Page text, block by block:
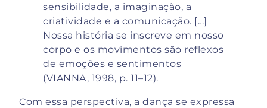
sensibilidade, a imaginação, a
criatividade e a comunicação. […]
Nossa história se inscreve em nosso
corpo e os movimentos são reflexos
de emoções e sentimentos
(VIANNA, 1998, p. 11–12).
Com essa perspectiva, a dança se expressa